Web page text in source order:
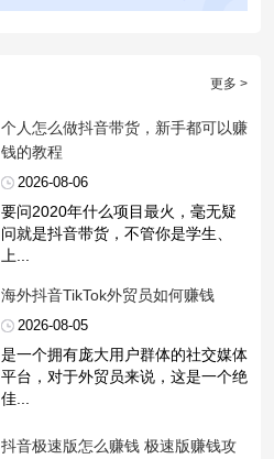
更多 >
​个人怎么做抖音带货，新手都可以赚
钱的教程
2026-08-06
要问2020年什么项目最火，毫无疑
问就是抖音带货，不管你是学生、
上...
​海外抖音TikTok外贸员如何赚钱
2026-08-05
是一个拥有庞大用户群体的社交媒体
平台，对于外贸员来说，这是一个绝
佳...
​抖音极速版怎么赚钱 极速版赚钱攻